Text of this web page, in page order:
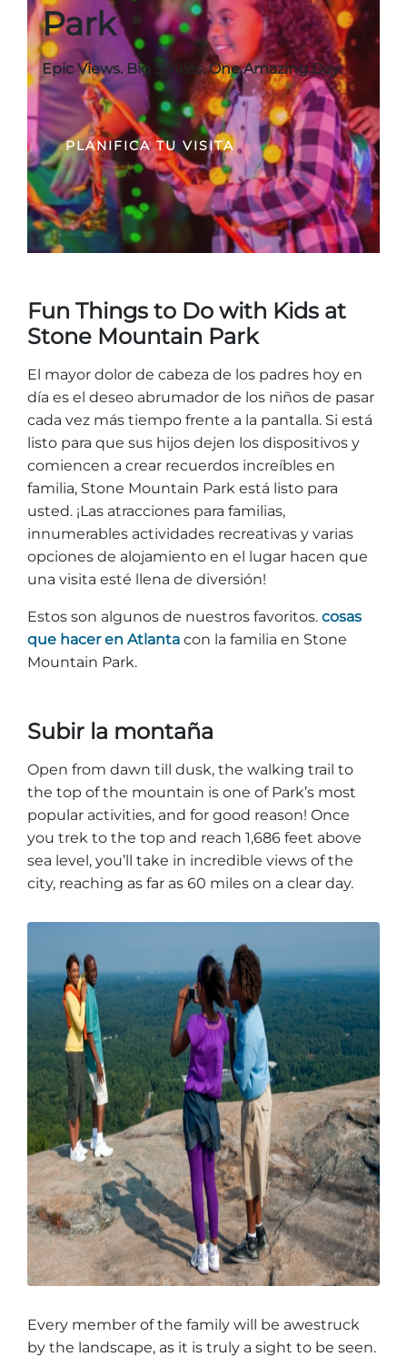
Mapas
Reglas y ordenanzas
Clima
Guía de Naturaleza
Blog
Explorar Áreas Naturales
Adventure Outpost
PRIMAVERA
Fiesta de dinosaurios
Servicio de amanecer de Pascua
La posada en Stone Mountain Park
Sitios de alquiler de yurtas
Entradas para grupos
Group Events
Park
Epic Views. Big Smiles. One Amazing Day.
PLANIFICA TU VISITA
Fun Things to Do with Kids at
Stone Mountain Park
El mayor dolor de cabeza de los padres hoy en
día es el deseo abrumador de los niños de pasar
cada vez más tiempo frente a la pantalla. Si está
listo para que sus hijos dejen los dispositivos y
comiencen a crear recuerdos increíbles en
familia, Stone Mountain Park está listo para
usted. ¡Las atracciones para familias,
innumerables actividades recreativas y varias
opciones de alojamiento en el lugar hacen que
una visita esté llena de diversión!
Estos son algunos de nuestros favoritos. cosas
que hacer en Atlanta con la familia en Stone
Mountain Park.
Subir la montaña
Open from dawn till dusk, the walking trail to
the top of the mountain is one of Park’s most
popular activities, and for good reason! Once
you trek to the top and reach 1,686 feet above
sea level, you’ll take in incredible views of the
city, reaching as far as 60 miles on a clear day.
Every member of the family will be awestruck
by the landscape, as it is truly a sight to be seen.